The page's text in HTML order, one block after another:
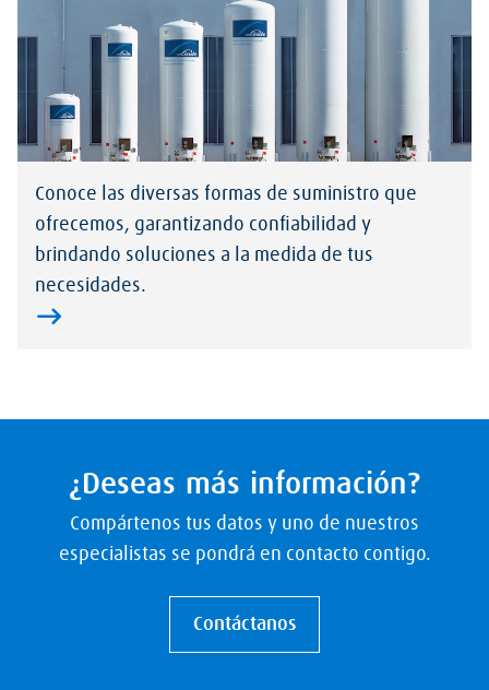
Conoce las diversas formas de suministro que
ofrecemos, garantizando confiabilidad y
brindando soluciones a la medida de tus
necesidades.
¿Deseas más información?
Compártenos tus datos y uno de nuestros
especialistas se pondrá en contacto contigo.
Contáctanos